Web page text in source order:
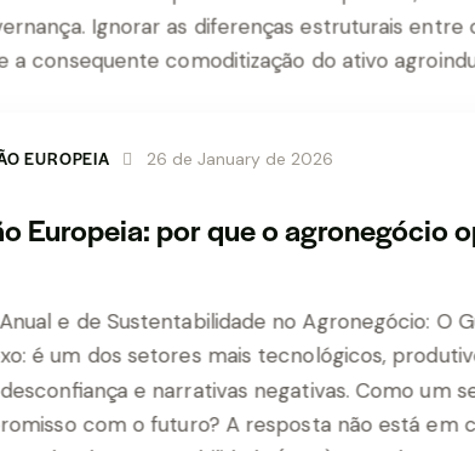
EUROPEIA 26 de January de 2026
Europeia: por que o agronegócio